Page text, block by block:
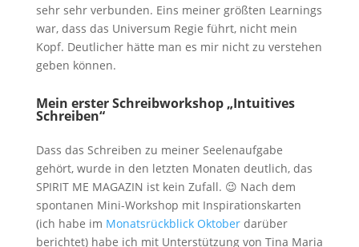
sehr sehr verbunden. Eins meiner größten Learnings
war, dass das Universum Regie führt, nicht mein
Kopf. Deutlicher hätte man es mir nicht zu verstehen
geben können.
Mein erster Schreibworkshop „Intuitives
Schreiben“
Dass das Schreiben zu meiner Seelenaufgabe
gehört, wurde in den letzten Monaten deutlich, das
SPIRIT ME MAGAZIN ist kein Zufall. 😉 Nach dem
spontanen Mini-Workshop mit Inspirationskarten
(ich habe im Monatsrückblick Oktoberdarüber
berichtet) habe ich mit Unterstützung von Tina Maria